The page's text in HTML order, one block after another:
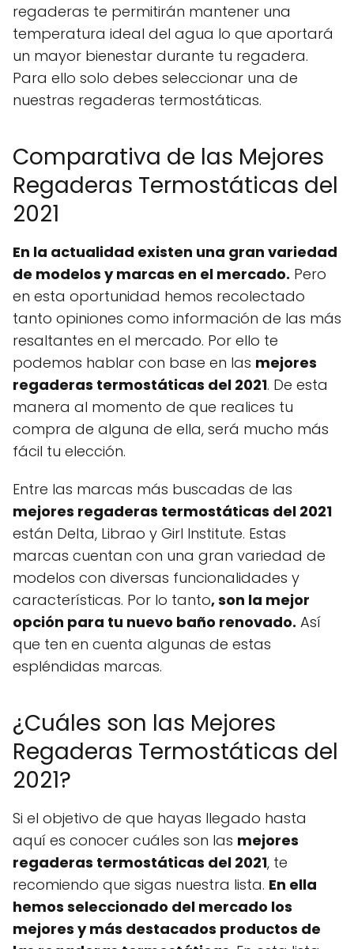
regaderas te permitirán mantener una
temperatura ideal del agua lo que aportará
un mayor bienestar durante tu regadera.
Para ello solo debes seleccionar una de
nuestras regaderas termostáticas.
Comparativa de las Mejores
Regaderas Termostáticas del
2021
En la actualidad existen una gran variedad
de modelos y marcas en el mercado. Pero
en esta oportunidad hemos recolectado
tanto opiniones como información de las más
resaltantes en el mercado. Por ello te
podemos hablar con base en las mejores
regaderas termostáticas del 2021. De esta
manera al momento de que realices tu
compra de alguna de ella, será mucho más
fácil tu elección.
Entre las marcas más buscadas de las
mejores regaderas termostáticas del 2021
están Delta, Librao y Girl Institute. Estas
marcas cuentan con una gran variedad de
modelos con diversas funcionalidades y
características. Por lo tanto, son la mejor
opción para tu nuevo baño renovado. Así
que ten en cuenta algunas de estas
espléndidas marcas.
¿Cuáles son las Mejores
Regaderas Termostáticas del
2021?
Si el objetivo de que hayas llegado hasta
aquí es conocer cuáles son las mejores
regaderas termostáticas del 2021, te
recomiendo que sigas nuestra lista. En ella
hemos seleccionado del mercado los
mejores y más destacados productos de